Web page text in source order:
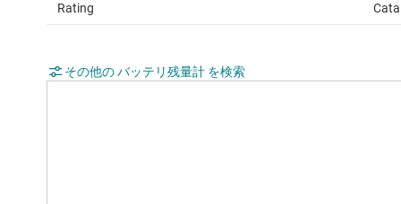
Rating
その他の バッテリ残量計 を検索